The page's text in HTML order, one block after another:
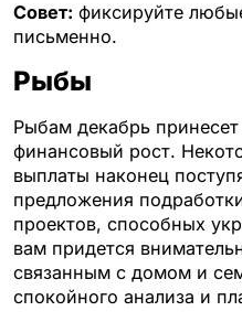
Совет: фиксируйте
письменно.
Рыбы
Рыбам декабрь
финансовый рост.
выплаты наконец
предложения
проектов, способных
вам придется
связанным с домом и
спокойного анализа и